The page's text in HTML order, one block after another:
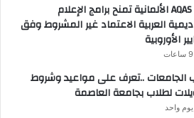
هيئة AQAS الألمانية تمنح برامج الإعلام
العربية الاعتماد غير المشروط وفق
الأوروبية
الجامعات ..تعرف على مواعيد وشروط
لطلاب بجامعة العاصمة
واحد